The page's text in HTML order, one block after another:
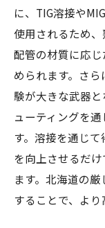
に、TIG溶接や
使用されるため、
配管の材質に応
められます。さ
験が大きな武器
ューティングを
す。溶接を通じ
を向上させるだ
ます。北海道の
することで、よ